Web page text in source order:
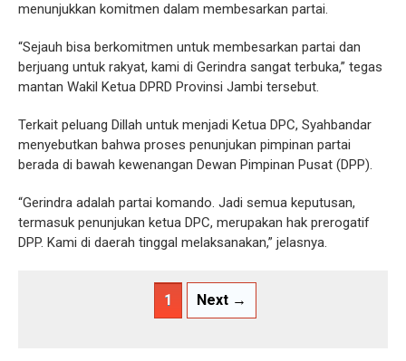
menunjukkan komitmen dalam membesarkan partai.
“Sejauh bisa berkomitmen untuk membesarkan partai dan
berjuang untuk rakyat, kami di Gerindra sangat terbuka,” tegas
mantan Wakil Ketua DPRD Provinsi Jambi tersebut.
Terkait peluang Dillah untuk menjadi Ketua DPC, Syahbandar
menyebutkan bahwa proses penunjukan pimpinan partai
berada di bawah kewenangan Dewan Pimpinan Pusat (DPP).
“Gerindra adalah partai komando. Jadi semua keputusan,
termasuk penunjukan ketua DPC, merupakan hak prerogatif
DPP. Kami di daerah tinggal melaksanakan,” jelasnya.
1 Next →